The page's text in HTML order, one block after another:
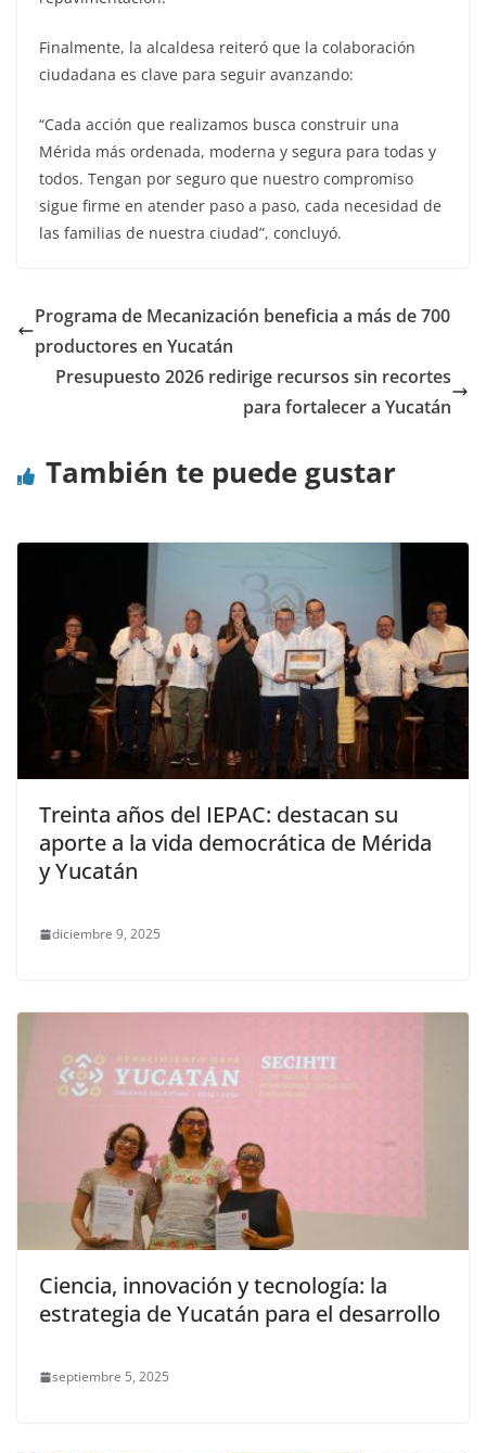
Finalmente, la alcaldesa reiteró que la colaboración
ciudadana es clave para seguir avanzando:
“Cada acción que realizamos busca construir una
Mérida más ordenada, moderna y segura para todas y
todos. Tengan por seguro que nuestro compromiso
sigue firme en atender paso a paso, cada necesidad de
las familias de nuestra ciudad”, concluyó.
Programa de Mecanización beneficia a más de 700
productores en Yucatán
Presupuesto 2026 redirige recursos sin recortes
para fortalecer a Yucatán
También te puede gustar
Treinta años del IEPAC: destacan su
aporte a la vida democrática de Mérida
y Yucatán
diciembre 9, 2025
Ciencia, innovación y tecnología: la
estrategia de Yucatán para el desarrollo
septiembre 5, 2025